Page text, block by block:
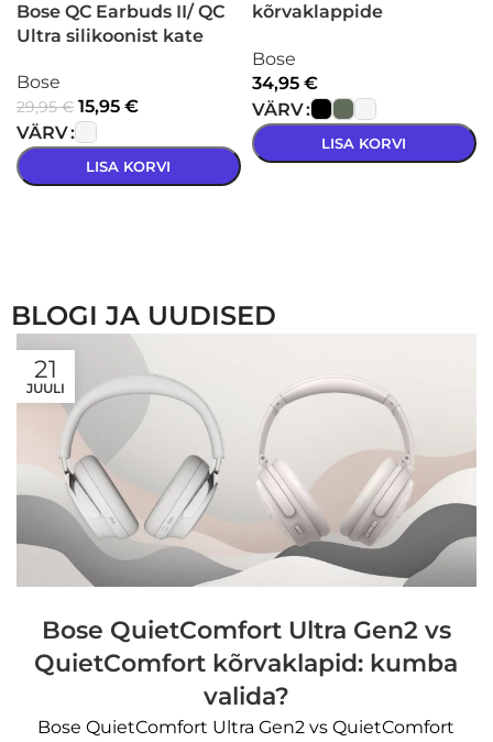
Bose QC Earbuds II/ QC
Ultra silikoonist kate
Bose
29,95€ 15,95 €
VÄRV
LISA KORVI
kõrvaklappide
komplekt
Bose
34,95 €
VÄRV
LISA KORVI
BLOGI JA UUDISED
21
JUULI
Bose QuietComfort Ultra Gen2 vs
QuietComfort kõrvaklapid: kumba
valida?
Bose QuietComfort Ultra Gen2 vs QuietComfort